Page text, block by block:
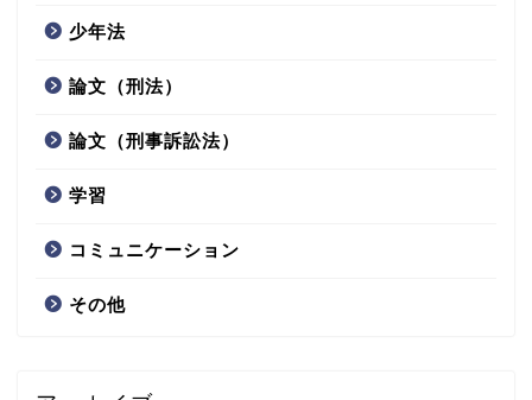
少年法
論文（刑法）
論文（刑事訴訟法）
学習
コミュニケーション
その他